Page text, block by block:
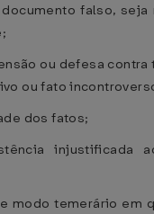
falso, seja
ou defesa
ou fato
dos fatos;
injustificada
modo temerário em